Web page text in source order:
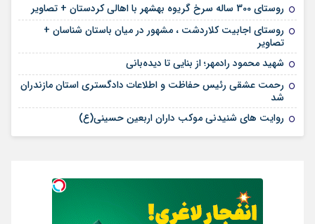
روستای 300 ساله سرخ ‌گریوه بهشهر با اهالی کردستان + تصاویر
روستای اجابیت کلاردشت ، مشهور در میان باستان شناسان +
تصاویر
شهید محمود رادمهر؛ از بنایی تا دیده‌بانی
رحمت عشقی رئیس حفاظت و اطلاعات دادگستری استان مازندران
شد
روایت های شنیدنی موکب داران اربعین حسینی(ع)